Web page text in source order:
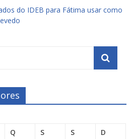
do IDEB para Fátima usar como
Q S S
D